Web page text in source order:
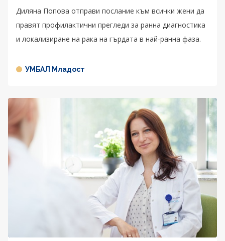
Диляна Попова отправи послание към всички жени да
правят профилактични прегледи за ранна диагностика
и локализиране на рака на гърдата в най-ранна фаза.
УМБАЛ Младост